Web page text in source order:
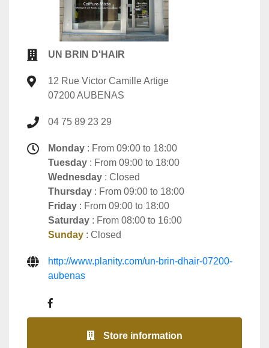
UN BRIN D'HAIR
12 Rue Victor Camille Artige
07200 AUBENAS
04 75 89 23 29
Monday : From 09:00 to 18:00
Tuesday : From 09:00 to 18:00
Wednesday : Closed
Thursday : From 09:00 to 18:00
Friday : From 09:00 to 18:00
Saturday : From 08:00 to 16:00
Sunday : Closed
http://www.planity.com/un-brin-dhair-07200-
aubenas
Store information